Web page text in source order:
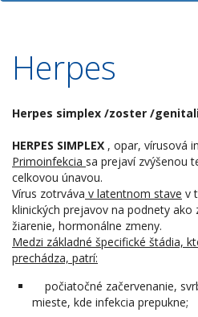
Herpes
Herpes simplex /zoster /
HERPES SIMPLEX , opar, vírusová
Primoinfekcia sa prejaví zvýšenou
celkovou únavou.
Vírus zotrváva v latentnom stave v
klinických prejavov na podnety ako
žiarenie, hormonálne zmeny.
Medzi základné špecifické štádia,
prechádza, patrí:
počiatočné začervenanie,
mieste, kde infekcia prepukne;